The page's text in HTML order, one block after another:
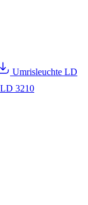
Umrisleuchte LD
3210